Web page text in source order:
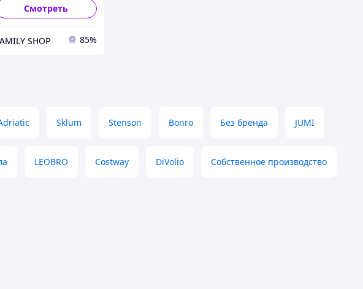
Смотреть
SHOP 85%
Sklum Stenson Bonro Без бренда JUMI
LEOBRO Costway DiVolio Собственное производство